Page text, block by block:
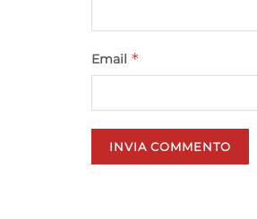
Email *